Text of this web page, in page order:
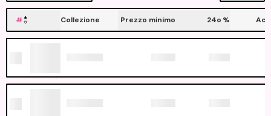
# Collezione Prezzo minimo 24o %